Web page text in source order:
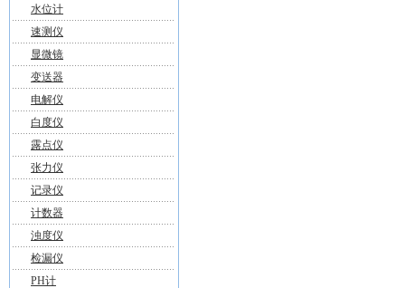
水位计
速测仪
显微镜
变送器
电解仪
白度仪
露点仪
张力仪
记录仪
计数器
浊度仪
检漏仪
PH计